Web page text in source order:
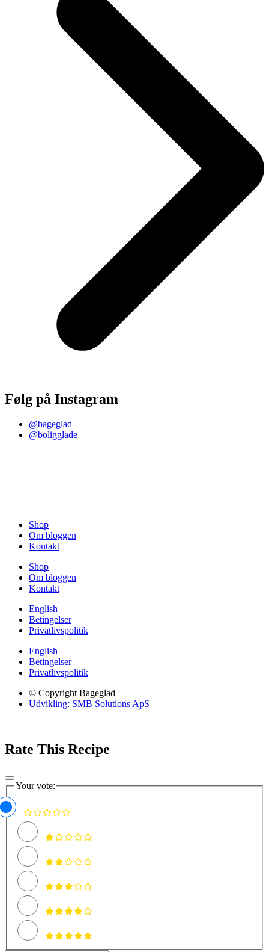
Følg på Instagram
@bageglad
@boligglade
Shop
Om bloggen
Kontakt
Shop
Om bloggen
Kontakt
English
Betingelser
Privatlivspolitik
English
Betingelser
Privatlivspolitik
© Copyright Bageglad
Udvikling: SMB Solutions ApS
Rate This Recipe
Your vote: